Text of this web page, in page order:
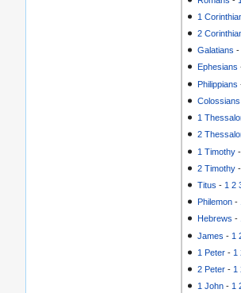
1
2
Galatians
Ephesians
Philippians
Colossians
1
2
1 Timothy
2 Timothy
Titus - 1 2
Philemon -
Hebrews -
James - 1
1 Peter - 1
2 Peter - 1
1 John - 1